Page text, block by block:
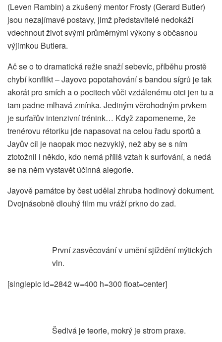
(Leven Rambin) a zkušený mentor Frosty (Gerard Butler)
jsou nezajímavé postavy, jimž představitelé nedokáží
vdechnout život svými průměrnými výkony s občasnou
výjimkou Butlera.
Ač se o to dramatická režie snaží sebevíc, příběhu prostě
chybí konflikt – Jayovo popotahování s bandou sígrů je tak
akorát pro smích a o pocitech vůči vzdálenému otci jen tu a
tam padne mlhavá zmínka. Jediným věrohodným prvkem
je surfařův intenzivní trénink… Když zapomeneme, že
trenérovu rétoriku jde napasovat na celou řadu sportů a
Jayův cíl je naopak moc nezvyklý, než aby se s ním
ztotožnil i někdo, kdo nemá příliš vztah k surfování, a nedá
se na něm vystavět účinná alegorie.
Jayově památce by čest udělal zhruba hodinový dokument.
Dvojnásobně dlouhý film mu vráží prkno do zad.
První zasvěcování v umění sjíždění mýtických
vln.
[singlepic id=2842 w=400 h=300 float=center]
Šedivá je teorie, mokrý je strom praxe.